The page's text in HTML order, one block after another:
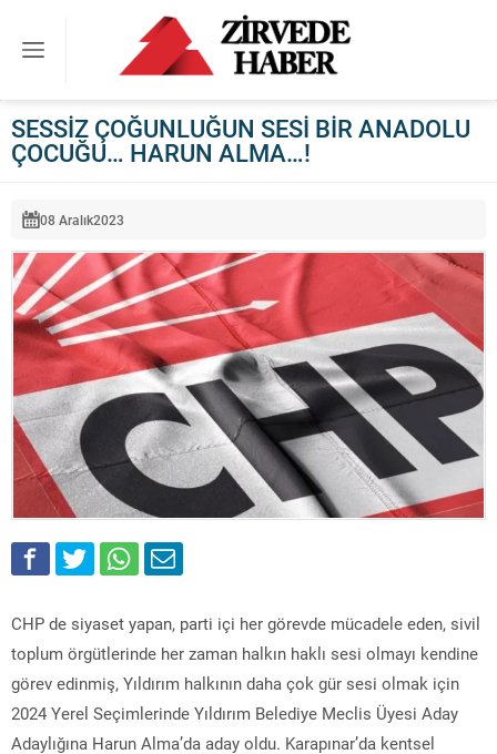
SESSİZ ÇOĞUNLUĞUN SESİ BİR ANADOLU
ÇOCUĞU… HARUN ALMA…!
08 Aralık2023
CHP de siyaset yapan, parti içi her görevde mücadele eden, sivil
toplum örgütlerinde her zaman halkın haklı sesi olmayı kendine
görev edinmiş, Yıldırım halkının daha çok gür sesi olmak için
2024 Yerel Seçimlerinde Yıldırım Belediye Meclis Üyesi Aday
Adaylığına Harun Alma’da aday oldu. Karapınar’da kentsel